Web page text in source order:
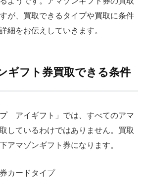
が、買取できるタイプや買取に条件
細をお伝えしていきます。
ギフト券買取できる条件
プ アイギフト」では、すべてのアマ
しているわけではありません。買取
アマゾンギフト券になります。
カードタイプ